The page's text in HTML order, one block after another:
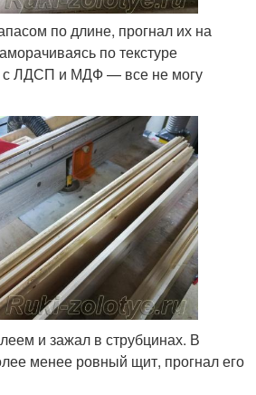
по длине, прогнал их на
по текстуре
с ЛДСП и МДФ — все не могу
и зажал в струбцинах. В
менее ровный щит, прогнал его